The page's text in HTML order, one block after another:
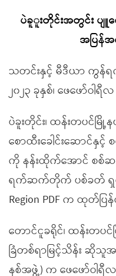
ပဲခူူးတိုင်းအတွင်း ပျူစ
အပြန်
သတင်းနှင့် မီဒီယာ ကွန်
၂၀၂၃ ခုနှစ်၊ ဖေဖော်ဝါ
ပဲခူးတိုင်း၊ ထန်းတပင်မ
စောထီးခေါင်းဆောင်နှ
ကို နန်းထိုက်အောင် စစ်ဆ
ရက်ဆက်တိုက် ပစ်ခတ် ရှင်
Region PDF က ထုတ်ပ
တောင်ငူခရိုင်၊ ထန်းတပင်
ခြံတစ်ရာမြင့်သိန်း ဆိုသူ
နစ်အဖွဲ့) က ဖေဖော်ဝါရီ